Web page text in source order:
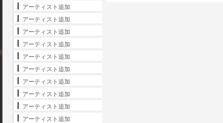
アーティスト追加
アーティスト追加
アーティスト追加
アーティスト追加
アーティスト追加
アーティスト追加
アーティスト追加
アーティスト追加
アーティスト追加
アーティスト追加